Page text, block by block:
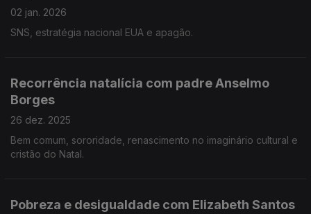
02 jan. 2026
SNS, estratégia nacional EUA e apagão.
Recorrência natalícia com padre Anselmo
Borges
26 dez. 2025
Bem comum, sororidade, renascimento no imaginário cultural e
cristão do Natal.
Pobreza e desigualdade com Elizabeth Santos